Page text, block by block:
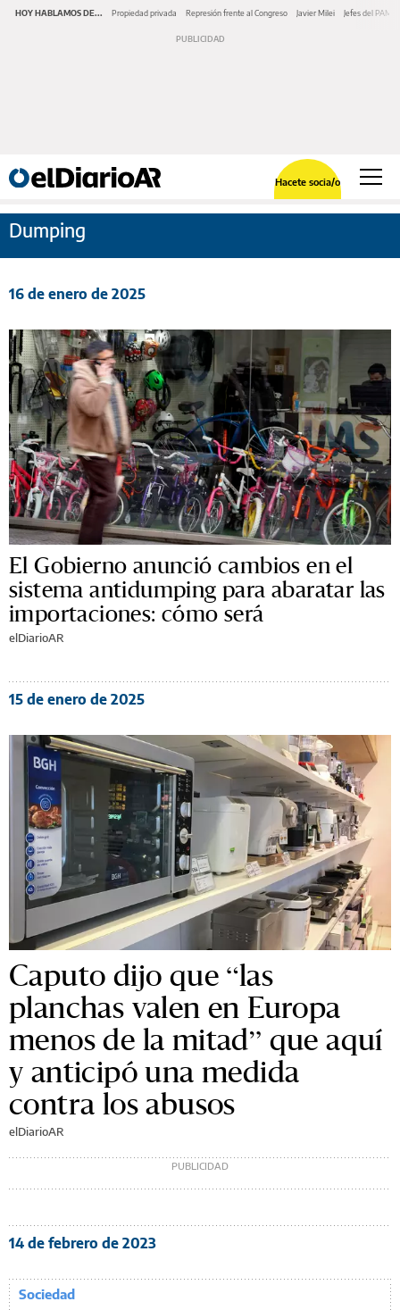
HOY HABLAMOS DE... Propiedad privada Represión frente al Congreso Javier Milei Jefes del PAMI
Hacete socia/o
Dumping
16 de enero de 2025
El Gobierno anunció cambios en el
sistema antidumping para abaratar las
importaciones: cómo será
elDiarioAR
15 de enero de 2025
Caputo dijo que “las
planchas valen en Europa
menos de la mitad” que aquí
y anticipó una medida
contra los abusos
elDiarioAR
14 de febrero de 2023
Sociedad